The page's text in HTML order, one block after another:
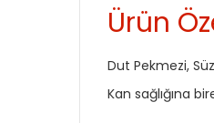
Ürün
Dut Pekmezi,
Kan sağlığına